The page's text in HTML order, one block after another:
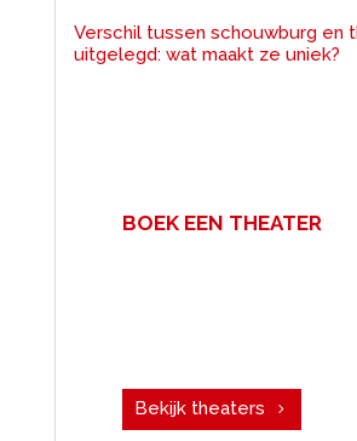
Verschil tussen schouwburg en
uitgelegd: wat maakt ze uniek?
BOEK EEN THEATER
Bekijk theaters